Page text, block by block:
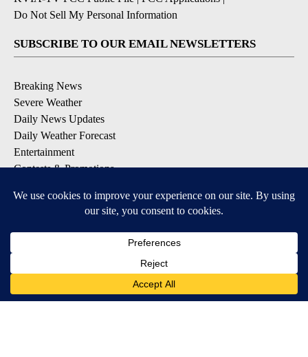
Do Not Sell My Personal Information
SUBSCRIBE TO OUR EMAIL NEWSLETTERS
Breaking News
Severe Weather
Daily News Updates
Daily Weather Forecast
Entertainment
Contests & Promotions
DOWNLOAD OUR APPS
Available for iOS and Android